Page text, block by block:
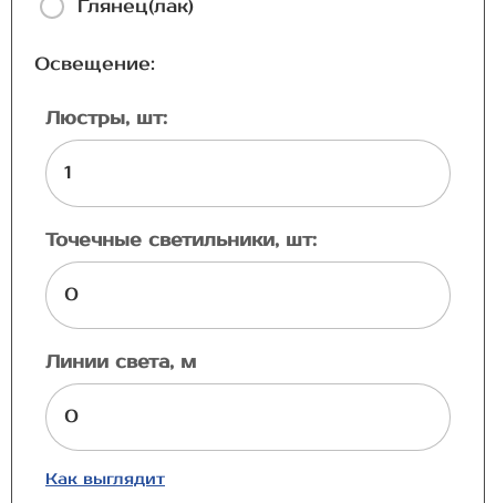
Глянец(лак)
Освещение:
Люстры, шт:
Точечные светильники, шт:
Линии света, м
Как выглядит